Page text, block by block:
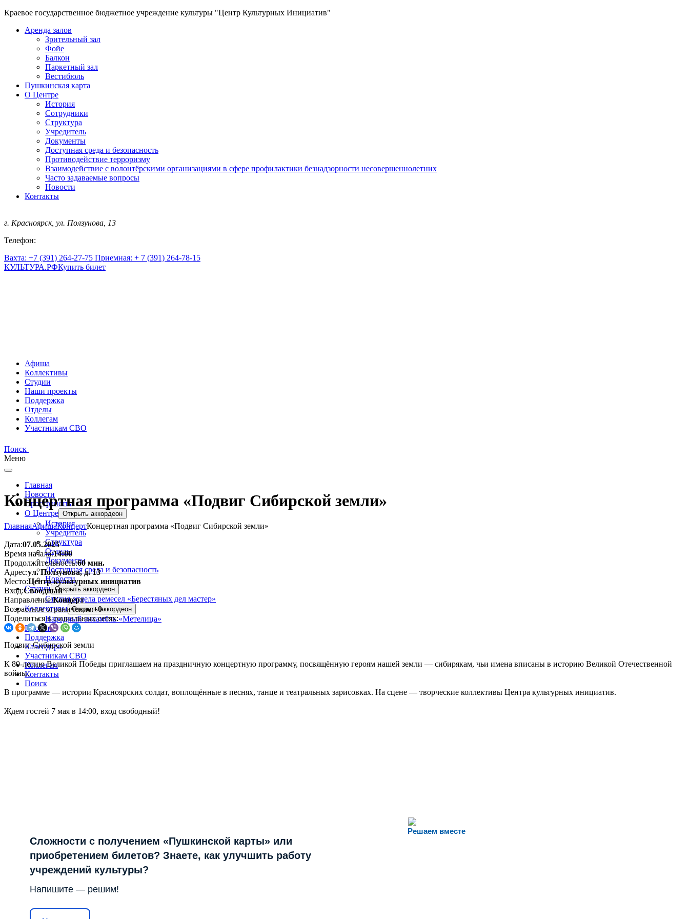
Краевое государственное бюджетное учреждение культуры "Центр Культурных Инициатив"
Аренда залов
Зрительный зал
Фойе
Балкон
Паркетный зал
Вестибюль
Пушкинская карта
О Центре
История
Сотрудники
Структура
Учредитель
Документы
Доступная среда и безопасность
Противодействие терроризму
Взаимодействие с волонтёрскими организациями в сфере профилактики безнадзорности несовершеннолетних
Часто задаваемые вопросы
Новости
Контакты
г. Красноярск, ул. Ползунова, 13
Телефон:
Вахта: +7 (391) 264-27-75 Приемная: + 7 (391) 264-78-15
КУЛЬТУРА.РФКупить билет
Афиша
Коллективы
Студии
Наши проекты
Поддержка
Отделы
Коллегам
Участникам СВО
Поиск
Меню
Главная
Новости
Пространства
О Центре Открыть аккордеон
История
Учредитель
Структура
Отделы
Документы
Доступная среда и безопасность
Новости
Студии Открыть аккордеон
Студия отдела ремесел «Берестяных дел мастер»
Коллективы Открыть аккордеон
Народный ансамбль «Метелица»
Проекты
Поддержка
Календарь
Участникам СВО
Коллегам
Контакты
Поиск
Концертная программа «Подвиг Сибирской земли»
ГлавнаяАфишаКонцертКонцертная программа «Подвиг Сибирской земли»
Дата:07.05.2025
Время начала:14:00
Продолжительность:60 мин.
Адрес:ул. Ползунова, д. 13
Место:Центр культурных инициатив
Вход:Своодный
Направление:Концерт
Возрастное ограничение:+0
Поделиться в социальных сетях:
Подвиг Сибирской земли
К 80-летию Великой Победы приглашаем на праздничную концертную программу, посвящённую героям нашей земли — сибирякам, чьи имена вписаны в историю Великой Отечественной
войны.
В программе — истории Красноярских солдат, воплощённые в песнях, танце и театральных зарисовках. На сцене — творческие коллективы Центра культурных инициатив.
Ждем гостей 7 мая в 14:00, вход свободный!
Решаем вместе
Сложности с получением «Пушкинской карты» или
приобретением билетов? Знаете, как улучшить работу
учреждений культуры?
Напишите — решим!